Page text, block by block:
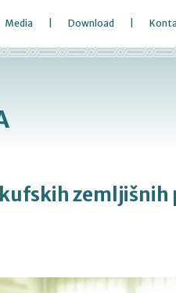
Media Download
zemljišnih